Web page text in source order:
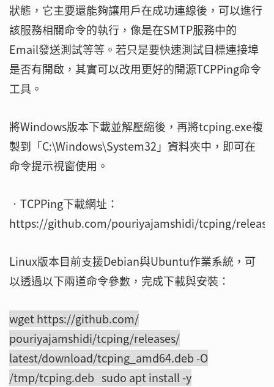
狀態，它主要還能夠讓用戶在成功連線後，可以進行
該服務相關命令的執行，像是在SMTP服務中的
Email發送測試等等。若只是要快速測試目標連接埠
是否有開啟，其實可以改用更好的開源TCPPing命令
工具。
將Windows版本下載並解壓縮後，再將tcping.exe複
製到「C:\Windows\System32」資料夾中，即可在
命令提示視窗使用。
‧TCPPing下載網址：
https://github.com/pouriyajamshidi/tcping/
Linux版本目前支援Debian與Ubuntu作業系統，可
以透過以下兩道命令參數，完成下載與安裝：
wget https://github.com/
pouriyajamshidi/tcping/releases/
latest/download/tcping_amd64.deb -O
/tmp/tcping.deb sudo apt install -y